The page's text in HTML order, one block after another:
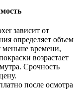
зависит от
определяет объем
меньше времени,
возрастает
Срочность
после осмотра